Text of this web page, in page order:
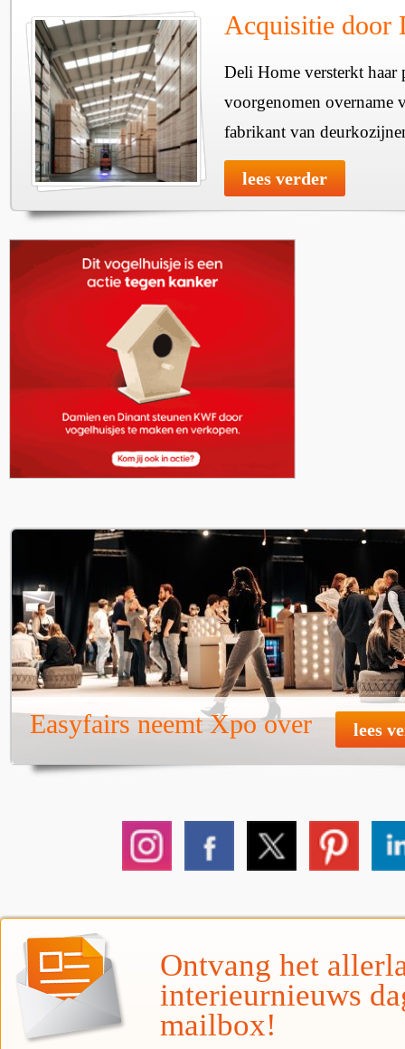
Acquisitie door
Deli Home versterkt haar
voorgenomen overname
fabrikant van
lees verder
Easyfairs neemt Xpo over lees
Ontvang het
interieurnieuws
mailbox!